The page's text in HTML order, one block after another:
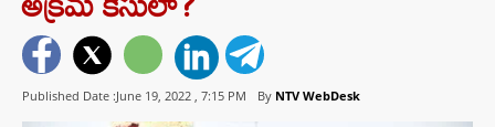
Published Date :June 19, 2022 , 7:15 PM By NTV WebDesk